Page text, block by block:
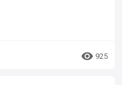
 925